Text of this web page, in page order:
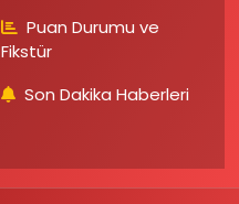
Puan Durumu ve
Fikstür
Son Dakika Haberleri